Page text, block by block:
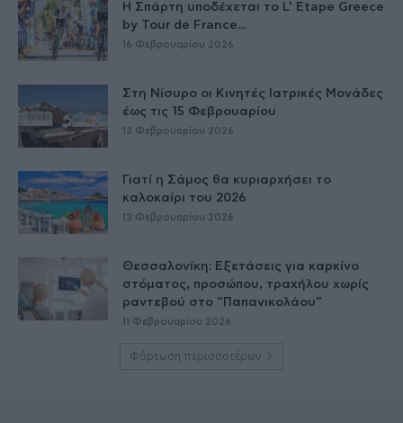
Η Σπάρτη υποδέχεται το L’ Etape Greece
by Tour de France...
16 Φεβρουαρίου 2026
Στη Νίσυρο οι Κινητές Ιατρικές Μονάδες
έως τις 15 Φεβρουαρίου
13 Φεβρουαρίου 2026
Γιατί η Σάμος θα κυριαρχήσει το
καλοκαίρι του 2026
12 Φεβρουαρίου 2026
Θεσσαλονίκη: Εξετάσεις για καρκίνο
στόματος, προσώπου, τραχήλου χωρίς
ραντεβού στο “Παπανικολάου”
11 Φεβρουαρίου 2026
Φόρτωση περισσοτέρων